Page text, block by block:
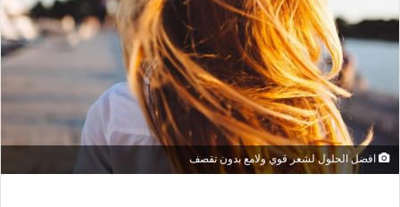
افضل الحلول لشعر قوي ولامع بدون تقصف